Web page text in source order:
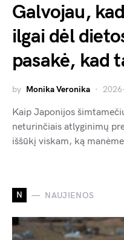
Galvojau,
ilgai dėl
pasakė, kad
by Monika Veronika
Kaip Japonijos
neturinčiais atlyginimų
iššūkį viskam, ką
N NAUJIENOS